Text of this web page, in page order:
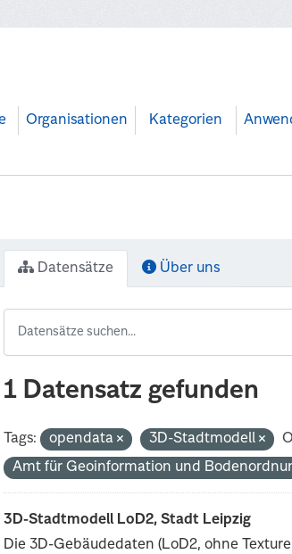
Organisationen Kategorien
Datensätze Über uns
1 Datensatz gefunden
Tags: opendata 3D-Stadtmodell
Amt für Geoinformation und
3D-Stadtmodell LoD2, Stadt Leipzig
Die 3D-Gebäudedaten (LoD2, ohne